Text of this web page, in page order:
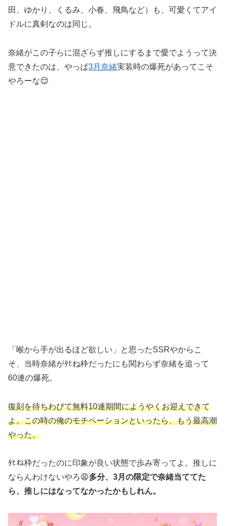
田、ゆかり、くるみ、小春、飛鳥など）も、可愛くてアイ
ドルに真剣なのは同じ。
奈緒がこの子らに混ざらず推しにするまで愛でようって決
意できたのは、やっぱ3月奈緒実装時の爆死があってこそ
やろーな😌
「喉から手が出るほど欲しい」と思ったSSRやからこ
そ、当時奈緒がﾀﾋね枠だったにも関わらず奈緒を追って
60連の爆死。
復刻を待ちわびて無料10連期間にようやくお迎えできて
よ。この時の俺のモチベーションといったら、もう最高潮
やった。
ﾀﾋね枠だったのに印象が良い状態で歩み寄ってよ。推しに
ならんわけないやろ😩多分、3月の限定で奈緒当ててた
ら、推しにはなってなかったかもしれん。